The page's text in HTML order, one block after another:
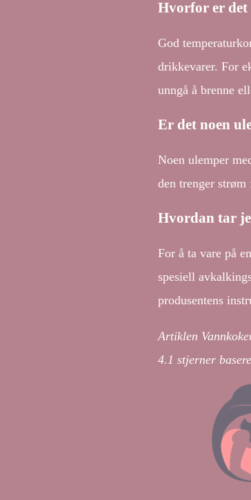
Hvorfor er
God
drikkevarer. For
unngå å brenne
Er det noen
Noen ulemper
den trenger
Hvordan tar
For å ta vare på
spesiell
produsentens
Artiklen
4.1 stjerner